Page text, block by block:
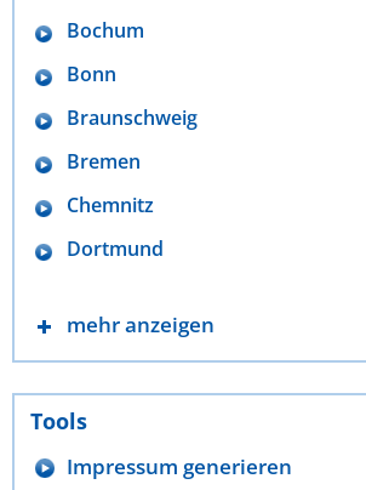
Bochum
Bonn
Braunschweig
Bremen
Chemnitz
Dortmund
mehr anzeigen
Tools
Impressum generieren